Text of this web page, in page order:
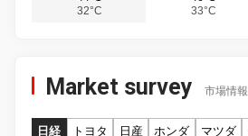
32°C
33°C
Market survey 市場情報
日経 トヨタ 日産 ホンダ マツダ